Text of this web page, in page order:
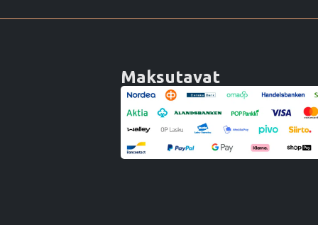
Maksutavat